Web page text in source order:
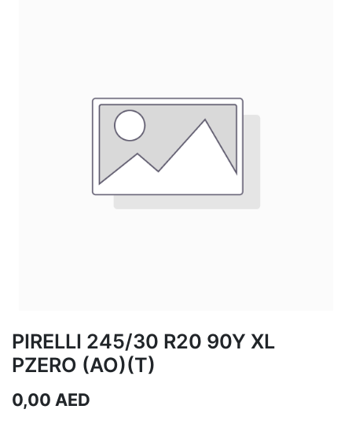
PIRELLI 245/30 R20 90Y XL
PZERO (AO)(T)
0,00 AED